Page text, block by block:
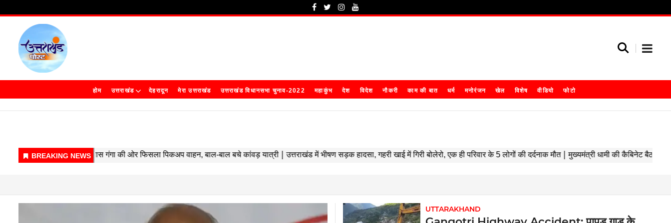
होम उत्तराखंड देहरादून मेरा उत्तराखंड उत्तराखंड विधानसभा चुनाव-2022 महाकुंभ देश विदेश नौकरी काम की बात धर्म मनोरंजन खेल विशेष वीडियो फोटो
UTTARAKHAND